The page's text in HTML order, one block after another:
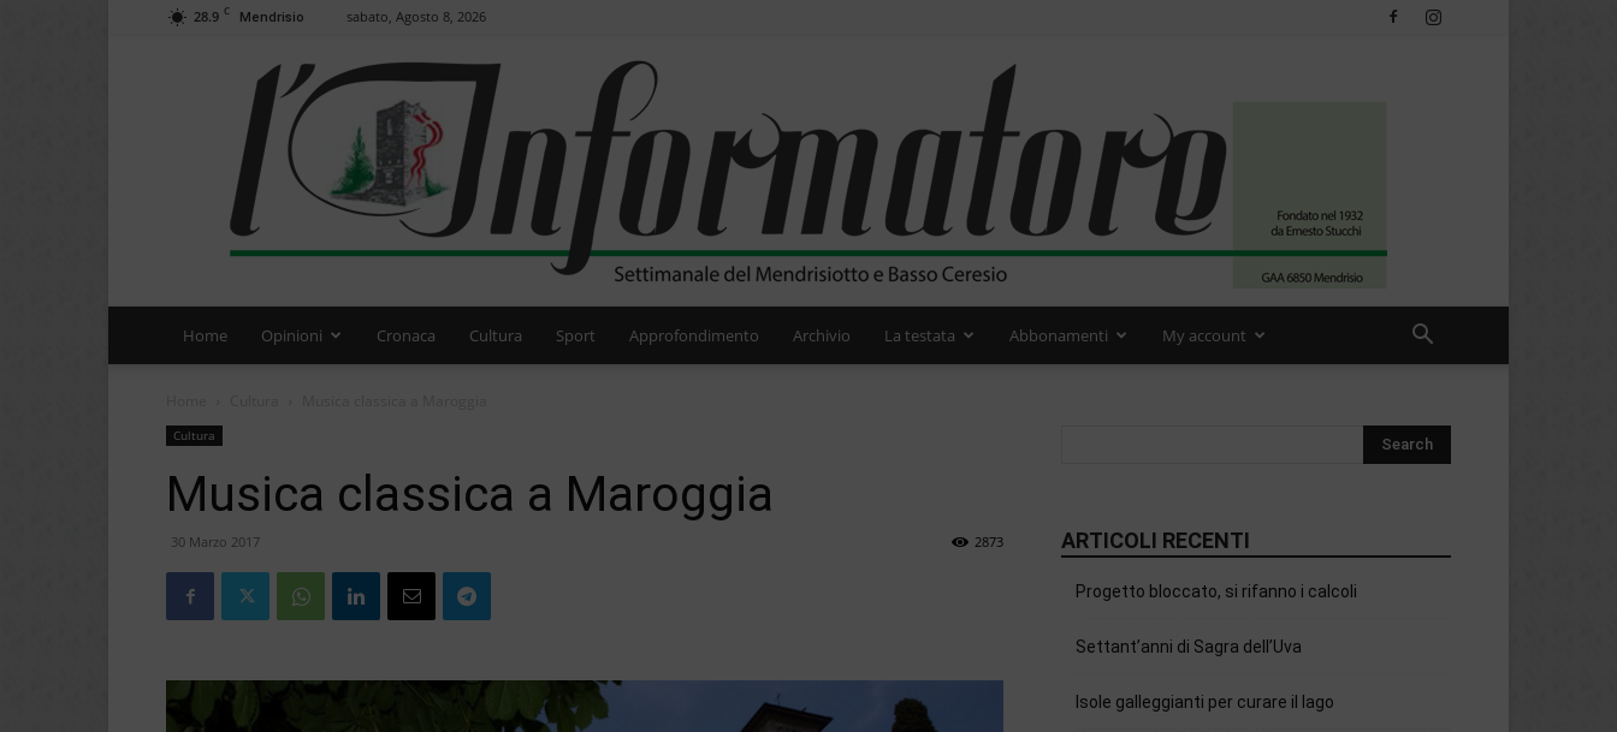
28.9 C Mendrisio sabato, Agosto 8, 2026
Home Opinioni Cronaca Cultura Sport Approfondimento Archivio La testata Abbonamenti My account
Cultura
Musica classica a Maroggia
30 Marzo 2017 2873 ARTICOLI RECENTI
Progetto bloccato, si rifanno i calcoli
Settant’anni di Sagra dell’Uva
Isole galleggianti per curare il lago